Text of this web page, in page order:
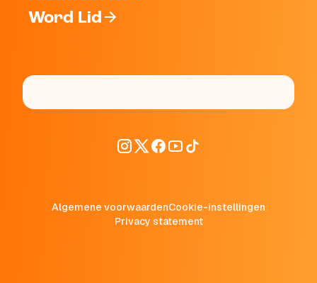
Word Lid
Algemene voorwaardenCookie-instellingen
Privacy statement